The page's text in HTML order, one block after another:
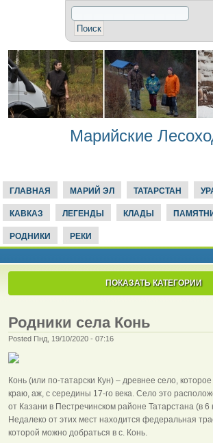
Марийские
ГЛАВНАЯ МАРИЙ ЭЛ ТАТАРСТАН
КАВКАЗ ЛЕГЕНДЫ КЛАДЫ
РОДНИКИ РЕКИ
ПОКАЗАТЬ КАТЕГОРИИ
Родники села Конь
Posted Пнд, 19/10/2020 - 07:16
Конь (или по-татарски Кун) – древнее село,
краю, аж, с середины 17-го века. Село это
от Казани в Пестречинском районе Татарстана (в 6
Недалеко от этих мест находится федеральная
которой можно добраться в с. Конь.